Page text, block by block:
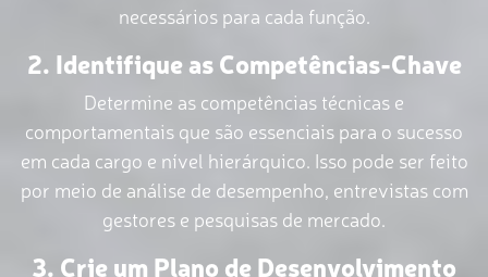
necessários para cada função.
2. Identifique as Competências-Chave
Determine as competências técnicas e
comportamentais que são essenciais para o sucesso
em cada cargo e nível hierárquico. Isso pode ser feito
por meio de análise de desempenho, entrevistas com
gestores e pesquisas de mercado.
3. Crie um Plano de Desenvolvimento